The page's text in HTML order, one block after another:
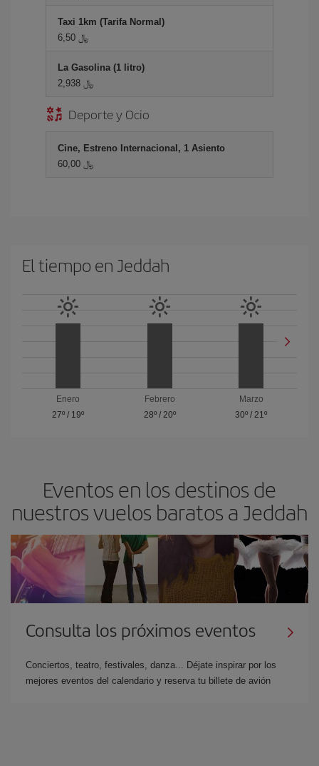
Taxi 1km (Tarifa Normal)
6,50 ﷼
La Gasolina (1 litro)
2,938 ﷼
Deporte y Ocio
Cine, Estreno Internacional, 1 Asiento
60,00 ﷼
El tiempo en Jeddah
Enero
27º/ 19º
Febrero
28º/ 20º
Marzo
30º /21º
Eventos en los destinos de
nuestros vuelos baratos a Jeddah
Consulta los próximos eventos
Conciertos, teatro, festivales, danza... Déjate inspirar por los
mejores eventos del calendario y reserva tu billete de avión